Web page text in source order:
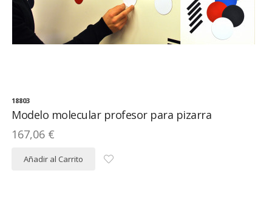
18803
Modelo molecular profesor para pizarra
167,06 €
Añadir al Carrito